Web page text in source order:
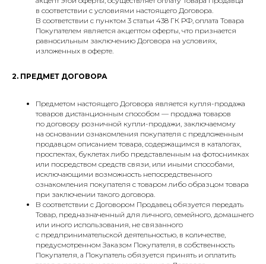
в соответствии с условиями настоящего Договора.
В соответствии с пунктом 3 статьи 438 ГК РФ, оплата Товара
Покупателем является акцептом оферты, что признается
равносильным заключению Договора на условиях,
изложенных в оферте.
2. ПРЕДМЕТ ДОГОВОРА
Предметом настоящего Договора является купля-продажа
товаров дистанционным способом — продажа товаров
по договору розничной купли-продажи, заключаемому
на основании ознакомления покупателя с предложенным
продавцом описанием товара, содержащимся в каталогах,
проспектах, буклетах либо представленным на фотоснимках
или посредством средств связи, или иными способами,
исключающими возможность непосредственного
ознакомления покупателя с товаром либо образцом товара
при заключении такого договора.
В соответствии с Договором Продавец обязуется передать
Товар, предназначенный для личного, семейного, домашнего
или иного использования, не связанного
с предпринимательской деятельностью, в количестве,
предусмотренном Заказом Покупателя, в собственность
Покупателя, а Покупатель обязуется принять и оплатить